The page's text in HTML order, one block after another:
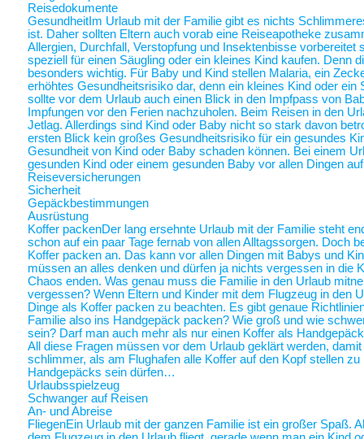
Reisedokumente
Gesundheit Im Urlaub mit der Familie gibt es nichts
ist. Daher sollten Eltern auch vorab eine Reiseapotheke
Allergien, Durchfall, Verstopfung und Insektenbisse
speziell für einen Säugling oder ein kleines Kind kaufen. Denn
besonders wichtig. Für Baby und Kind stellen Malaria, ein
erhöhtes Gesundheitsrisiko dar, denn ein kleines Kind oder
sollte vor dem Urlaub auch einen Blick in den Impfpass von
Impfungen vor den Ferien nachzuholen. Beim Reisen in den
Jetlag. Allerdings sind Kind oder Baby nicht so stark davon
ersten Blick kein großes Gesundheitsrisiko für ein gesundes
Gesundheit von Kind oder Baby schaden können. Bei einem
gesunden Kind oder einem gesunden Baby vor allen Dingen
Reiseversicherungen
Sicherheit
Gepäckbestimmungen
Ausrüstung
Koffer packenDer lang ersehnte Urlaub mit der Familie steht
schon auf ein paar Tage fernab von allen Alltagssorgen. Doch
Koffer packen an. Das kann vor allen Dingen mit Babys und
müssen an alles denken und dürfen ja nichts vergessen in die
Chaos enden. Was genau muss die Familie in den Urlaub
vergessen? Wenn Eltern und Kinder mit dem Flugzeug in den
Dinge als Koffer packen zu beachten. Es gibt genaue
Familie also ins Handgepäck packen? Wie groß und wie
sein? Darf man auch mehr als nur einen Koffer als
All diese Fragen müssen vor dem Urlaub geklärt werden,
schlimmer, als am Flughafen alle Koffer auf den Kopf stellen
Handgepäcks sein dürfen…
Urlaubsspielzeug
Schwanger auf Reisen
An- und Abreise
FliegenEin Urlaub mit der ganzen Familie ist ein großer Spaß.